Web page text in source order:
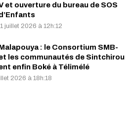
et ouverture du bureau de SOS
juillet 2026 à 12h:12
: le Consortium SMB-
les communautés de Sintchirou
enfin Boké à Télimélé
2026 à 18h:18